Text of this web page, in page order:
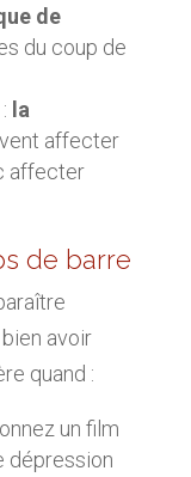
de
du coup de
: la
affecter
affecter
de barre
avoir
quand :
un film
dépression